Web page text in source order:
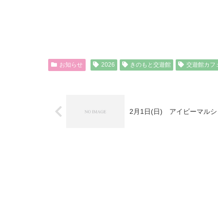
お知らせ 2026 きのもと交遊館 交遊館カフ
2月1日(日) アイビーマルシ